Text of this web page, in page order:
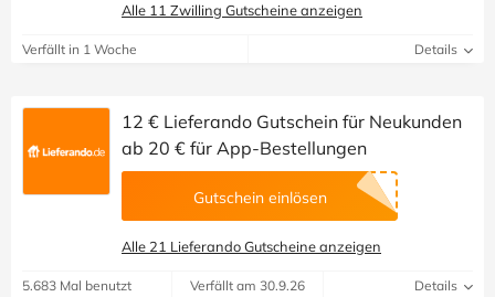
Alle 11 Zwilling Gutscheine anzeigen
Verfällt in 1 Woche Details
12 € Lieferando Gutschein für Neukunden
ab 20 € für App-Bestellungen
Gutschein einlösen
Alle 21 Lieferando Gutscheine anzeigen
5.683 Mal benutzt Verfällt am 30.9.26 Details